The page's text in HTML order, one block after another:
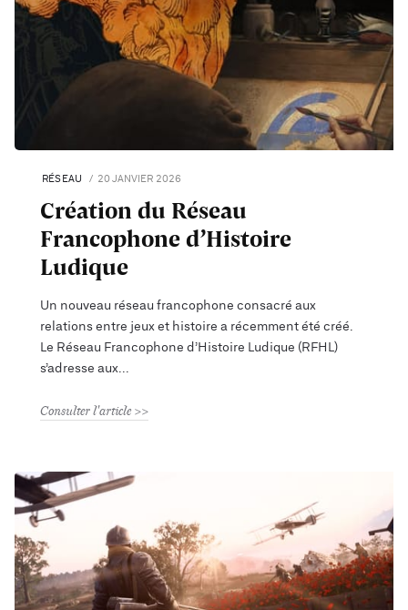
RÉSEAU 20 JANVIER 2026
Création du Réseau
Francophone d’Histoire
Ludique
Un nouveau réseau francophone consacré aux
relations entre jeux et histoire a récemment été créé.
Le Réseau Francophone d’Histoire Ludique (RFHL)
s’adresse aux
Consulter l'article